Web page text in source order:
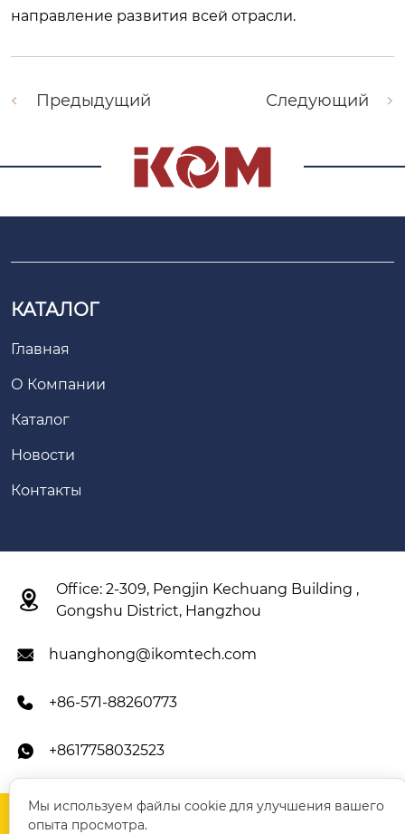
направление развития всей отрасли.
Предыдущий Следующий
КАТАЛОГ
Главная
О Компании
Каталог
Новости
Контакты

Office: 2-309, Pengjin Kechuang Building ,
Gongshu District, Hangzhou
 huanghong@ikomtech.com
 +86-571-88260773
 +8617758032523
IKOM Construction Machinery Co., Ltd.
Мы используем файлы cookie для улучшения вашего
опыта просмотра.